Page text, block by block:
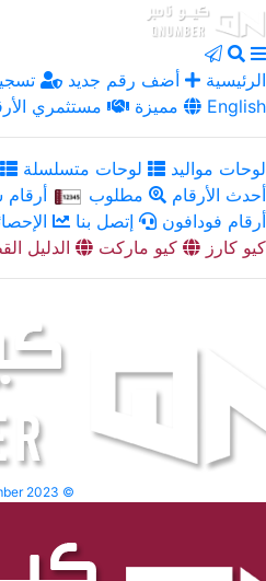
الرئيسية أضف رقم جديد
مميزة
مستثمري English
لوحات مواليد لوحات متسلسلة
أحدث الأرقام
مطلوب
أرقام فودافون
إتصل بنا
كيو كارز
كيو ماركت الدليل
2023 ©